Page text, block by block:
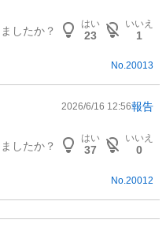
したか？
はい
23
いいえ
1
No.20013
2026/6/16 12:56報告
したか？
はい
37
いいえ
0
No. 20012